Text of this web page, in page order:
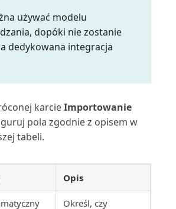
uprawnieniami za
użytko...
dla bieżącego ...
stron i raportów za
odroczeń K/G
odroczeń
magazynu
używać modelu
dopóki nie zostanie
dedykowana integracja
karcieImportowanie
pola zgodnie z opisem w
tabeli.
Opis
Określ, czy